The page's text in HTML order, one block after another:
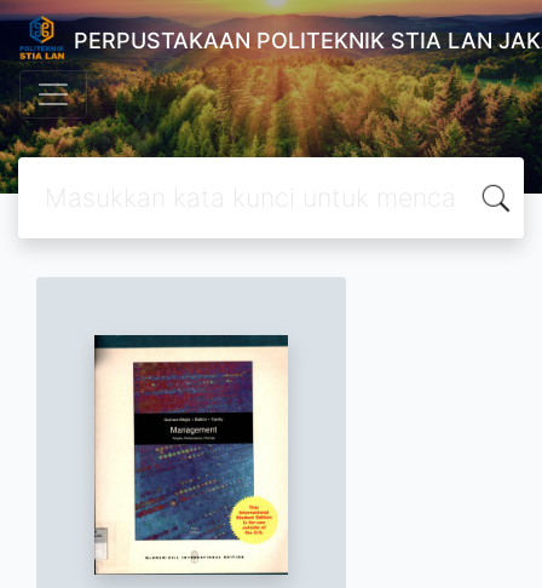
PERPUSTAKAAN POLITEKNIK STIA LAN